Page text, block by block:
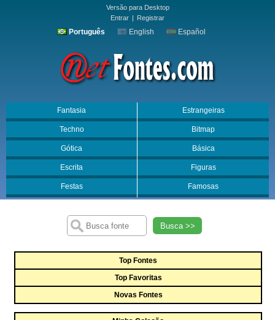
Versão para Desktop
Entrar | Registrar
Português English Español
Fantasia Estrangeiras
Techno Bitmap
Gótica Básica
Escrita Figuras
Festas Famosas
Busca >>
Top Fontes
Top Favoritas
Novas Fontes